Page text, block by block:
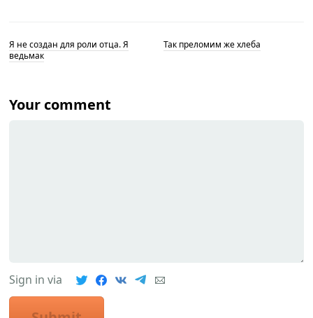
Я не создан для роли отца. Я
ведьмак
Так преломим же хлеба
Your comment
Sign in via